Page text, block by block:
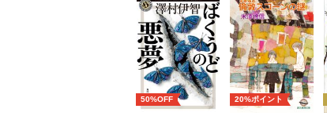
50%OFF 20%ポイント